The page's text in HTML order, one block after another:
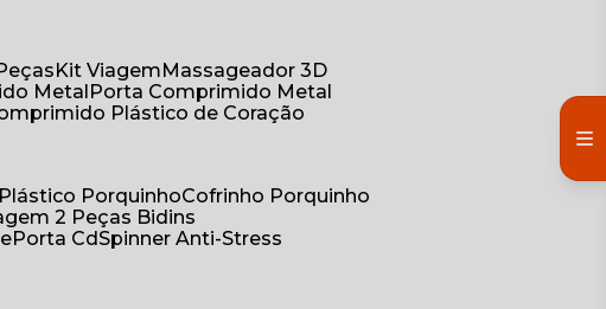
Kit Viagem
Massageador 3D
Metal
Porta Comprimido Metal
Plástico de Coração
Plástico Porquinho
Cofrinho Porquinho
2 Peças Bidins
Porta Cd
Spinner Anti-Stress